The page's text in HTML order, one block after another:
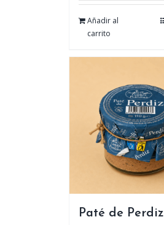
Añadir al
carrito
Paté de Perdiz